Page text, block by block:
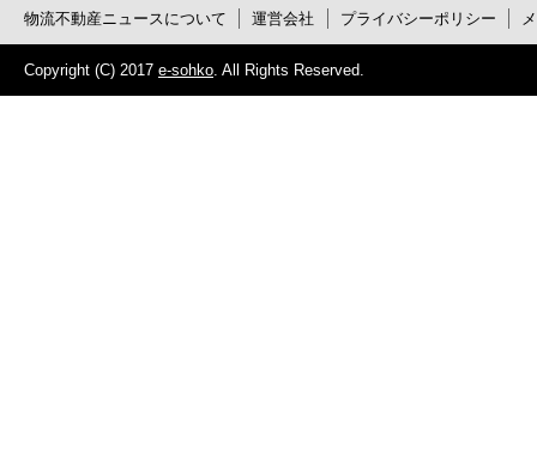
物流不動産ニュースについて 運営会社 プライバシーポリシー
Copyright (C) 2017 e-sohko . All Rights Reserved.